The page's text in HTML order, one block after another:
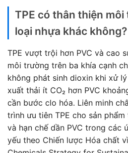
TPE có thân thiện
loại nhựa khác không?
TPE vượt trội hơn PVC và cao
môi trường trên ba khía cạnh
không phát sinh dioxin khi xử
xuất thải ít CO₂ hơn PVC
cần bước clo hóa. Liên minh
trình ưu tiên TPE cho sản
và hạn chế dần PVC trong các
yếu theo Chiến lược Hóa chất